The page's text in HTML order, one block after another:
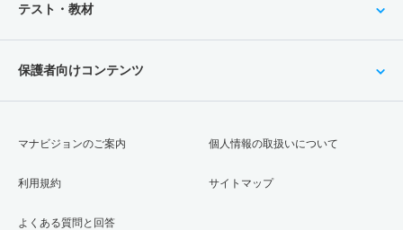
テスト・教材
保護者向けコンテンツ
マナビジョンのご案内
利用規約
よくある質問と回答
個人情報の取扱いについて
サイトマップ